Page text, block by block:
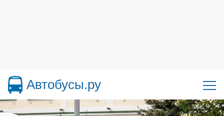
Автобусы.ру